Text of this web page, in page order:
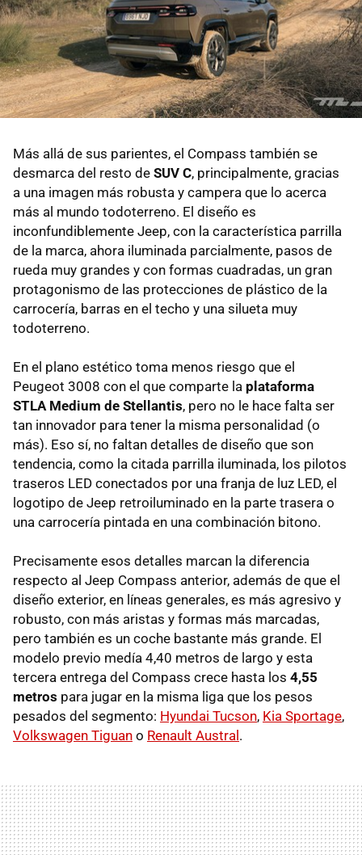
Más allá de sus parientes, el Compass también se
desmarca del resto de SUV C, principalmente, gracias
a una imagen más robusta y campera que lo acerca
más al mundo todoterreno. El diseño es
inconfundiblemente Jeep, con la característica parrilla
de la marca, ahora iluminada parcialmente, pasos de
rueda muy grandes y con formas cuadradas, un gran
protagonismo de las protecciones de plástico de la
carrocería, barras en el techo y una silueta muy
todoterreno.
En el plano estético toma menos riesgo que el
Peugeot 3008 con el que comparte la plataforma
STLA Medium de Stellantis, pero no le hace falta ser
tan innovador para tener la misma personalidad (o
más). Eso sí, no faltan detalles de diseño que son
tendencia, como la citada parrilla iluminada, los pilotos
traseros LED conectados por una franja de luz LED, el
logotipo de Jeep retroiluminado en la parte trasera o
una carrocería pintada en una combinación bitono.
Precisamente esos detalles marcan la diferencia
respecto al Jeep Compass anterior, además de que el
diseño exterior, en líneas generales, es más agresivo y
robusto, con más aristas y formas más marcadas,
pero también es un coche bastante más grande. El
modelo previo medía 4,40 metros de largo y esta
tercera entrega del Compass crece hasta los 4,55
metros para jugar en la misma liga que los pesos
pesados del segmento: Hyundai Tucson, Kia Sportage,
Volkswagen Tiguan o Renault Austral .